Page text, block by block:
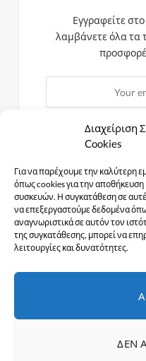
Διαχείριση
Cookies
Για να παρέχουμε την καλύτερη
όπως cookies για την
συσκευών. Η συγκατάθεση σε
να επεξεργαστούμε δεδομένα
αναγνωριστικά σε αυτόν τον
της συγκατάθεσης, μπορεί να
λειτουργίες και δυνατότητες.
ΔΕΝ
Εγγραφείτε
λαμβάνετε όλα τα
Privacy